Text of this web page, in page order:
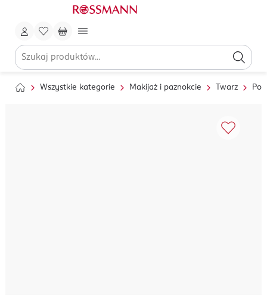
Wszystkie kategorie Makijaż i paznokcie Twarz